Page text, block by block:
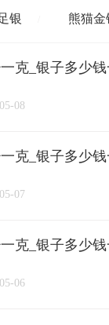
银 熊猫金
长城币 / 老
亚一金店
克_银子多少
08
克_银子多少
07
克_银子多少
06